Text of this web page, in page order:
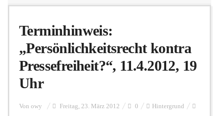
Nachrichten
Flurschelte
Terminhinweis:
„Persönlichkeitsrecht kontra
Pressefreiheit?“, 11.4.2012, 19
Uhr
Von owy Freitag, 23. März 2012 0 Hintergrund